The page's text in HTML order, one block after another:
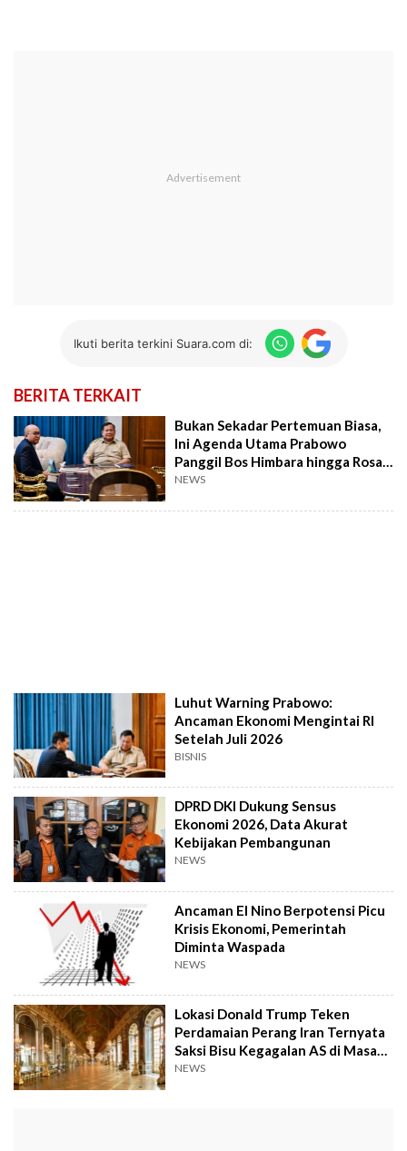
Ikuti berita terkini Suara.com di:
BERITA TERKAIT
Bukan Sekadar Pertemuan Biasa,
Ini Agenda Utama Prabowo
Panggil Bos Himbara hingga Rosan
ke Istana
NEWS
Luhut Warning Prabowo:
Ancaman Ekonomi Mengintai RI
Setelah Juli 2026
BISNIS
DPRD DKI Dukung Sensus
Ekonomi 2026, Data Akurat
Kebijakan Pembangunan
NEWS
Ancaman El Nino Berpotensi Picu
Krisis Ekonomi, Pemerintah
Diminta Waspada
NEWS
Lokasi Donald Trump Teken
Perdamaian Perang Iran Ternyata
Saksi Bisu Kegagalan AS di Masa
Lalu
NEWS